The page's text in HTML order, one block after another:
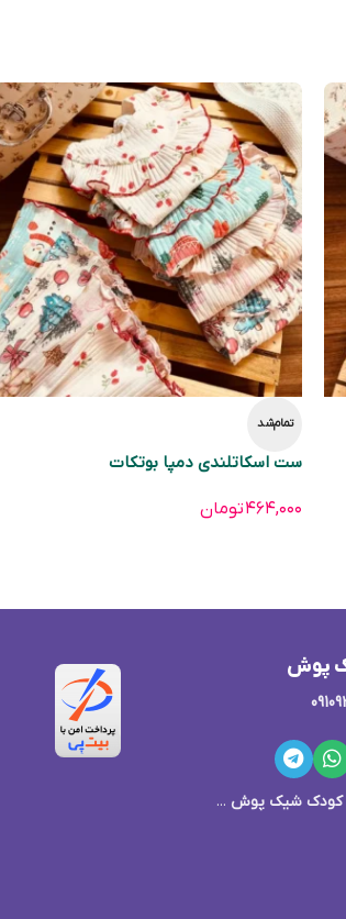
تمام‌شد
ست اسکاتلندی دمپا بوتکات
۴۶۴,۰۰۰تومان
پوش
کودک شیک پوش ...